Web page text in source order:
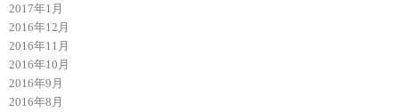
2017年1月
2016年12月
2016年11月
2016年10月
2016年9月
2016年8月